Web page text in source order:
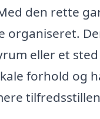
den rette
organiseret.
eller et
forhold og